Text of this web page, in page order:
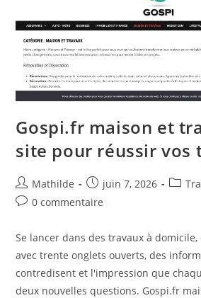
Gospi.fr maison et
site pour réussir vos
Mathilde juin 7, 2026
0 commentaire
Se lancer dans des travaux à
avec trente onglets ouverts, des
contredisent et l'impression que
deux nouvelles questions. Gospi.fr